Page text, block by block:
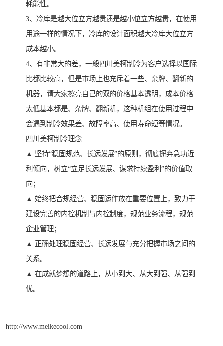
耗能性。
3、冷库是越大位立方越贵还是越小位立方越贵，在使用
用途一样的情况下，冷库的设计面积越大冷库大位立方
成本越小。
4、有非常大的差，一般四川美柯制冷为客户选择以国际
比都比较高，但是市场上也充斥着一些、杂牌、翻新的
机器，请大家擦亮自己的双的价格基本透明，成本价格
太低基本都是、杂牌、翻新机，这种机组在使用过程中
会遇到制冷效果差、故障率高、使用寿命短等情况。
四川美柯制冷理念
▲ 坚持“稳固规范、长远发展”的原则，彻底摒弃急功近
利倾向，树立“立足长远发展、谋求持续盈利”的价值取
向；
▲ 始终把合规经营、稳固运作放在重要位置上，致力于
建设完善的内控机制与内控制度，规范业务流程，规范
企业管理；
▲ 正确处理稳固经营、长远发展与充分把握市场之间的
关系。
▲ 在成就梦想的道路上，从小到大、从大到强、从强到
优。
http://www.meikecool.com